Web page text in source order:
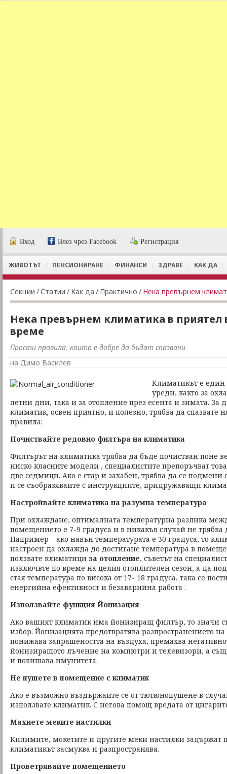
Вход Влез чрез Facebook Регистрация
ЖИВОТЪТ ПЕНСИОНИРАНЕ ФИНАНСИ ЗДРАВЕ КАК ДА
Секции /Статии / Как да / Практично / Нека превърнем
Нека превърнем климатика в приятел
време
Прости правила, които е добре да бъдат спазвани
на Димо Василев
Климатикът е един
уреди, както за
летни дни, така и за отопление през есента и зимата. За
климатик, освен приятно, и полезно, трябва да спазвате
правила:
Почиствайте редовно филтъра на климатика
Филтърът на климатика трябва да бъде почистван поне
ниско класните модели , специалистите препоръчват
две седмици. Ако е стар и захабен, трябва да се подмени
и се съобразявайте с инструкциите, придружаващи
Настройвайте климатика на разумна температура
При охлаждане, оптималната температурна разлика
помещението е 7-9 градуса и в никакъв случай не трябва
Например – ако навън температурата е 30 градуса, то
настроен да охлажда до достигане температура в
ползвате климатици за отопление, съветът на
изключвте по време на целия отоплителен сезон, а да
стая температура по висока от 17- 18 градуса, така се
енергийна ефективност и безаварийна работа .
Използвайте функция Йонизация
Ако вашият климатик има йонизиращ филтър, то значи
избор. Йонизацията предотвратява разпространението
понижава запрашеността на въздуха, премахва
йонизиращото лъчение на компютри и телевизори, а
и повишава имунитета.
Не пушете в помещение с климатик
Ако е възможно въздържайте се от тютюнопушене в
използвате климатик. С негова помощ вредата от
Махнете меките настилки
Килимите, мокетите и другите меки настилки задържат
климатикът засмуква и разпространява.
Проветрявайте помещението